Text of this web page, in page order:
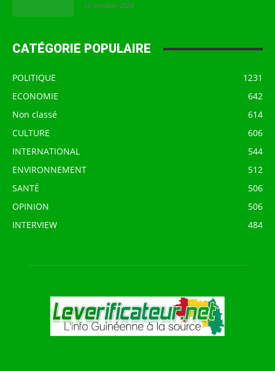
16 octobre 2024
CATÉGORIE POPULAIRE
POLITIQUE
1231
ECONOMIE
642
Non classé
614
CULTURE
606
INTERNATIONAL
544
ENVIRONNEMENT
512
SANTÉ
506
OPINION
506
INTERVIEW
484